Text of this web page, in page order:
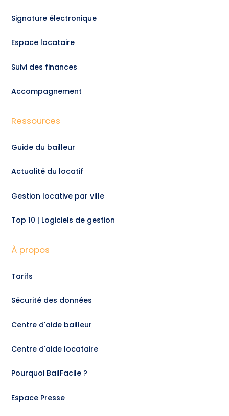
Signature électronique
Espace locataire
Suivi des finances
Accompagnement
Ressources
Guide du bailleur
Actualité du locatif
Gestion locative par ville
Top 10 | Logiciels de gestion
À propos
Tarifs
Sécurité des données
Centre d'aide bailleur
Centre d'aide locataire
Pourquoi BailFacile ?
Espace Presse